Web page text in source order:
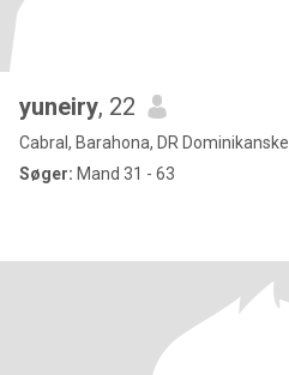
yuneiry, 22
Cabral, Barahona, DR Dominikanske
Søger: Mand 31 - 63